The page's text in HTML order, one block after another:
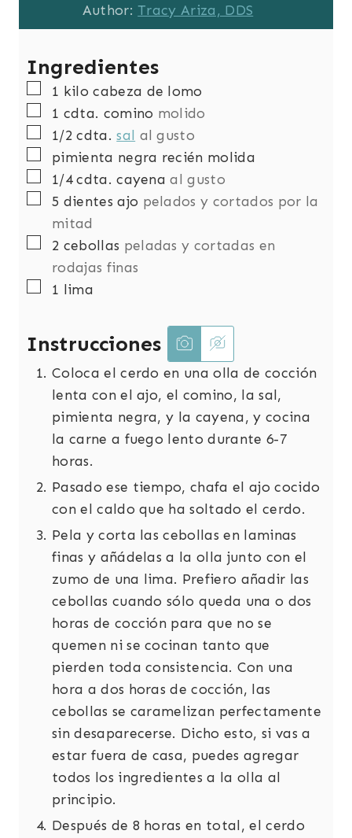
Author:Tracy Ariza, DDS
Ingredientes
▢
1 kilo cabeza de lomo
▢
1 cdta. comino molido
▢
1/2 cdta. sal al gusto
▢
pimienta negra recién molida
▢
1/4 cdta.cayena al gusto
▢
5 dientes ajo pelados y cortados por la
mitad
▢
2 cebollas peladas y cortadas en
rodajas finas
▢
1 lima
Instrucciones
Coloca el cerdo en una olla de cocción
lenta con el ajo, el comino, la sal,
pimienta negra, y la cayena, y cocina
la carne a fuego lento durante 6-7
horas.
Pasado ese tiempo, chafa el ajo cocido
con el caldo que ha soltado el cerdo.
Pela y corta las cebollas en laminas
finas y añádelas a la olla junto con el
zumo de una lima. Prefiero añadir las
cebollas cuando sólo queda una o dos
horas de cocción para que no se
quemen ni se cocinan tanto que
pierden toda consistencia. Con una
hora a dos horas de cocción, las
cebollas se caramelizan perfectamente
sin desaparecerse. Dicho esto, si vas a
estar fuera de casa, puedes agregar
todos los ingredientes a la olla al
principio.
Después de 8 horas en total, el cerdo